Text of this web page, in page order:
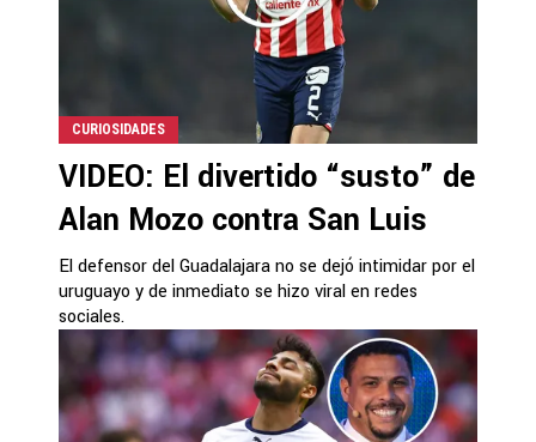
CURIOSIDADES
VIDEO: El divertido “susto” de
Alan Mozo contra San Luis
El defensor del Guadalajara no se dejó intimidar por el
uruguayo y de inmediato se hizo viral en redes
sociales.